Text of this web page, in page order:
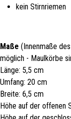
kein Stirnriemen
Maße (Innenmaße
möglich - Maulkörbe
Länge: 5,5 cm
Umfang: 20 cm
Breite: 6,5 cm
Höhe auf der offenen